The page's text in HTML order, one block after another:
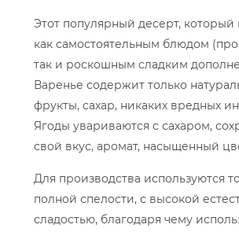
Этот популярный десерт, который
как самостоятельным блюдом
так и роскошным сладким
Варенье содержит только
фрукты, сахар, никаких вредных
Ягоды увариваются с сахаром,
свой вкус, аромат, насыщенный
Для производства используются
полной спелости, с высокой
сладостью, благодаря чему